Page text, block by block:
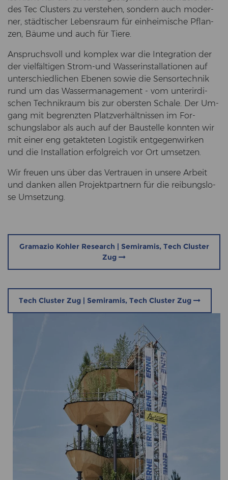
des Tec Clus­ters zu ver­ste­hen, son­dern auch mo­der­
ner, städ­ti­scher Le­bens­raum für ein­hei­mi­sche Pflan­
zen, Bäume und auch für Tiere.
An­spruchs­voll und kom­plex war die In­te­gra­ti­on der
der viel­fäl­ti­gen Strom-​und Was­ser­in­stal­la­tio­nen auf
un­ter­schied­li­chen Ebe­nen sowie die Sen­sor­tech­nik
rund um das Was­ser­ma­nage­ment - vom un­ter­ir­di­
schen Tech­nik­raum bis zur obers­ten Scha­le. Der Um­
gang mit be­grenz­ten Platz­ver­hält­nis­sen im For­
schungs­la­bor als auch auf der Bau­stel­le konn­ten wir
mit einer eng ge­tak­te­ten Lo­gis­tik ent­ge­gen­wir­ken
und die In­stal­la­ti­on er­folg­reich vor Ort um­set­zen.
Wir freu­en uns über das Ver­trau­en in un­se­re Ar­beit
und dan­ken allen Pro­jekt­part­nern für die rei­bungs­lo­
se Um­set­zung.
Gramazio Kohler Research | Semiramis, Tech Cluster
Zug
Tech Cluster Zug | Semiramis, Tech Cluster Zug